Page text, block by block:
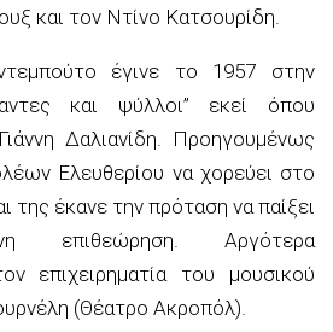
και τον Ντίνο Κατσουρίδη.
έγινε το 1957 στην
και ψύλλοι” εκεί όπου
Δαλιανίδη. Προηγουμένως
Ελευθερίου να χορεύει στο
της έκανε την πρόταση να παίξει
επιθεώρηση. Αργότερα
επιχειρηματία του μουσικού
(Θέατρο Ακροπόλ).